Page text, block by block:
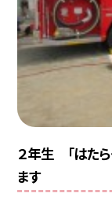
２年生 「はた
ます